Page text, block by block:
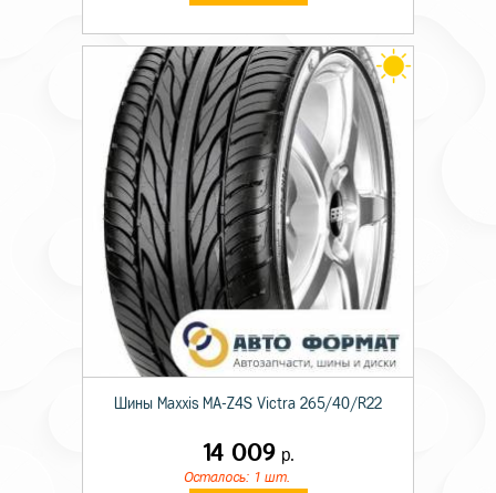
Шины Maxxis MA-Z4S Victra 265/40/R22
14 009р.
Осталось: 1 шт.